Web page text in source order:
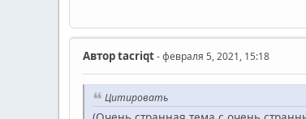
Авторta‍criqt- февраля 5, 2021, 15:18
Цитировать